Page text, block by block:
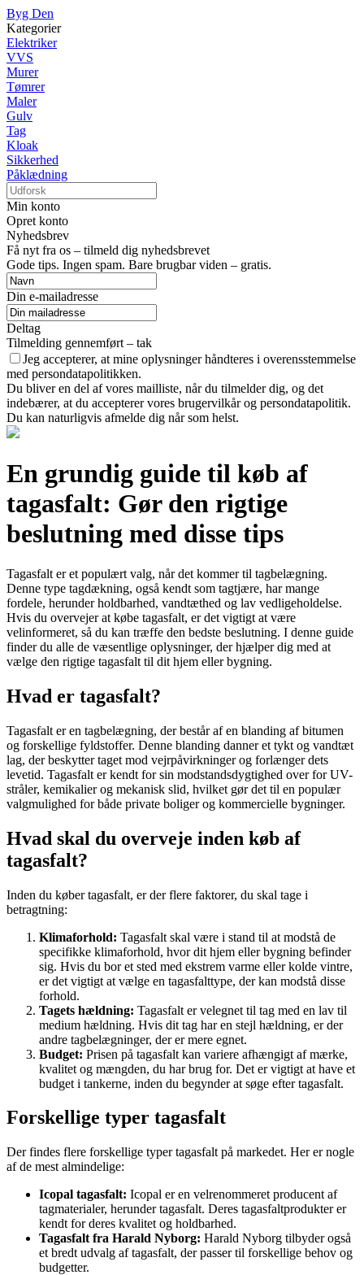
Byg Den
Kategorier
Elektriker
VVS
Murer
Tømrer
Maler
Gulv
Tag
Kloak
Sikkerhed
Påklædning
Min konto
Opret konto
Nyhedsbrev
Få nyt fra os – tilmeld dig nyhedsbrevet
Gode tips. Ingen spam. Bare brugbar viden – gratis.
Din e-mailadresse
Deltag
Tilmelding gennemført – tak
Jeg accepterer, at mine oplysninger håndteres i overensstemmelse
med persondatapolitikken.
Du bliver en del af vores mailliste, når du tilmelder dig, og det
indebærer, at du accepterer vores brugervilkår og persondatapolitik.
Du kan naturligvis afmelde dig når som helst.
En grundig guide til køb af
tagasfalt: Gør den rigtige
beslutning med disse tips
Tagasfalt er et populært valg, når det kommer til tagbelægning.
Denne type tagdækning, også kendt som tagtjære, har mange
fordele, herunder holdbarhed, vandtæthed og lav vedligeholdelse.
Hvis du overvejer at købe tagasfalt, er det vigtigt at være
velinformeret, så du kan træffe den bedste beslutning. I denne guide
finder du alle de væsentlige oplysninger, der hjælper dig med at
vælge den rigtige tagasfalt til dit hjem eller bygning.
Hvad er tagasfalt?
Tagasfalt er en tagbelægning, der består af en blanding af bitumen
og forskellige fyldstoffer. Denne blanding danner et tykt og vandtæt
lag, der beskytter taget mod vejrpåvirkninger og forlænger dets
levetid. Tagasfalt er kendt for sin modstandsdygtighed over for UV-
stråler, kemikalier og mekanisk slid, hvilket gør det til en populær
valgmulighed for både private boliger og kommercielle bygninger.
Hvad skal du overveje inden køb af
tagasfalt?
Inden du køber tagasfalt, er der flere faktorer, du skal tage i
betragtning:
Klimaforhold: Tagasfalt skal være i stand til at modstå de
specifikke klimaforhold, hvor dit hjem eller bygning befinder
sig. Hvis du bor et sted med ekstrem varme eller kolde vintre,
er det vigtigt at vælge en tagasfalttype, der kan modstå disse
forhold.
Tagets hældning: Tagasfalt er velegnet til tag med en lav til
medium hældning. Hvis dit tag har en stejl hældning, er der
andre tagbelægninger, der er mere egnet.
Budget: Prisen på tagasfalt kan variere afhængigt af mærke,
kvalitet og mængden, du har brug for. Det er vigtigt at have et
budget i tankerne, inden du begynder at søge efter tagasfalt.
Forskellige typer tagasfalt
Der findes flere forskellige typer tagasfalt på markedet. Her er nogle
af de mest almindelige:
Icopal tagasfalt: Icopal er en velrenommeret producent af
tagmaterialer, herunder tagasfalt. Deres tagasfaltprodukter er
kendt for deres kvalitet og holdbarhed.
Tagasfalt fra Harald Nyborg: Harald Nyborg tilbyder også
et bredt udvalg af tagasfalt, der passer til forskellige behov og
budgetter.